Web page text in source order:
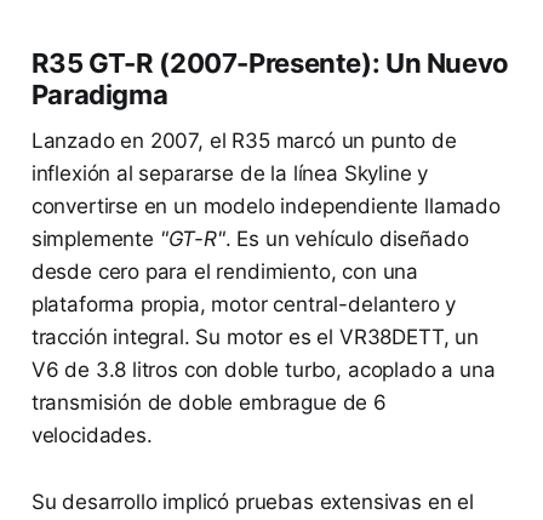
R35 GT-R (2007-Presente): Un Nuevo
Paradigma
Lanzado en 2007, el R35 marcó un punto de
inflexión al separarse de la línea Skyline y
convertirse en un modelo independiente llamado
simplemente "GT-R". Es un vehículo diseñado
desde cero para el rendimiento, con una
plataforma propia, motor central-delantero y
tracción integral. Su motor es el VR38DETT, un
V6 de 3.8 litros con doble turbo, acoplado a una
transmisión de doble embrague de 6
velocidades.
Su desarrollo implicó pruebas extensivas en el